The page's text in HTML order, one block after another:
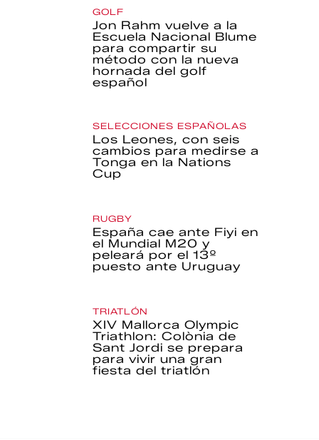
GOLF
Jon Rahm vuelve a la
Escuela Nacional Blume
para compartir su
método con la nueva
hornada del golf
español
SELECCIONES ESPAÑOLAS
Los Leones, con seis
cambios para medirse a
Tonga en la Nations
Cup
RUGBY
España cae ante Fiyi en
el Mundial M20 y
peleará por el 13º
puesto ante Uruguay
TRIATLÓN
XIV Mallorca Olympic
Triathlon: Colònia de
Sant Jordi se prepara
para vivir una gran
fiesta del triatlón